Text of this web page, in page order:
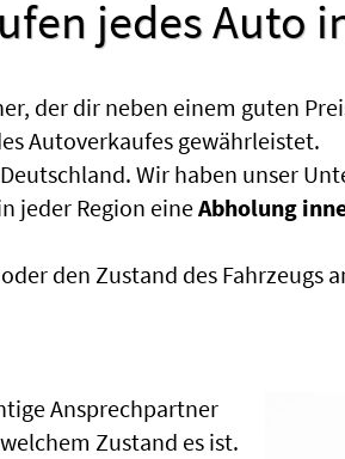
jedes Auto
der dir neben einem guten
Autoverkaufes gewährleistet.
Wir haben unser
jeder Region eineAbholung
den Zustand des Fahrzeugs
Ansprechpartner
Zustand es ist.